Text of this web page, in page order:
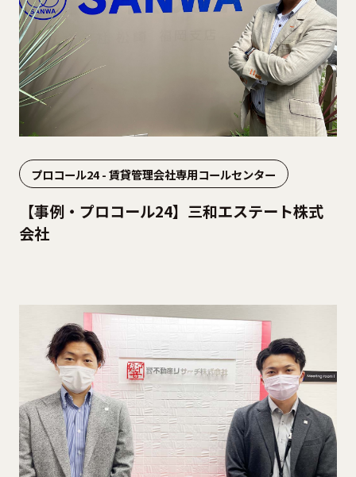
プロコール24 - 賃貸管理会社専用コールセンター
【事例・プロコール24】三和エステート株式
会社